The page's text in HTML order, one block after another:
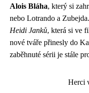
Alois Bláha, který si
nebo Lotrando a
Heidi Janků, která si ve
nové tváře přinesly do
zaběhnuté sérii je stále
Herci